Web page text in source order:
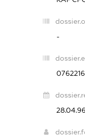
-
28.04.96